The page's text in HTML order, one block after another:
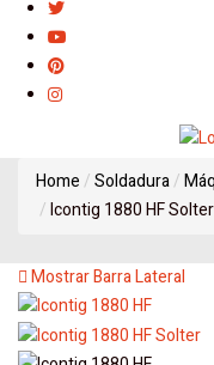
Home
Soldadura
Icontig 1880 HF Solter
Mostrar Barra Lateral